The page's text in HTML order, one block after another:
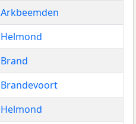
Arkbeemden
Helmond
Brand
Brandevoort
Helmond